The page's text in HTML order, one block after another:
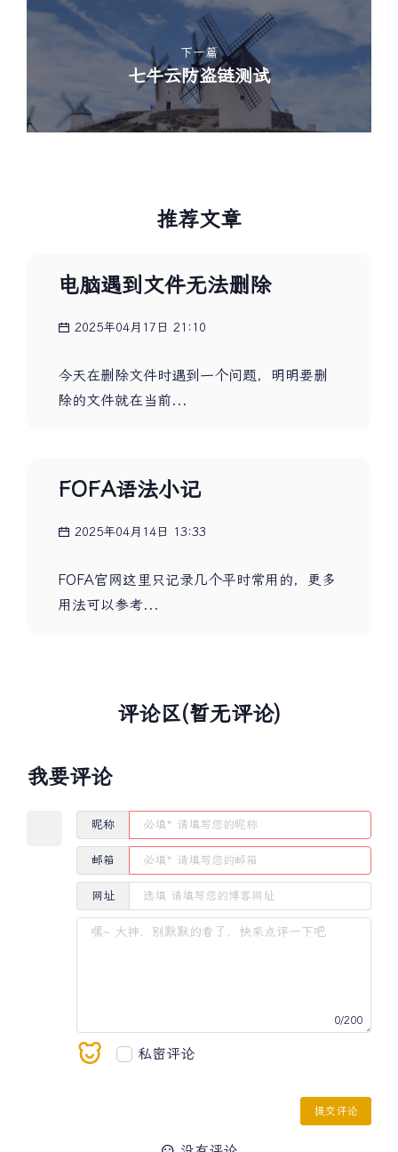
下一篇
七牛云防盗链测试
推荐文章
电脑遇到文件无法删除
2025年04月17日 21:10
今天在删除文件时遇到一个问题，明明要删
除的文件就在当前...
FOFA语法小记
2025年04月14日 13:33
FOFA官网这里只记录几个平时常用的，更多
用法可以参考...
评论区(暂无评论)
我要评论
昵称
邮箱
网址
0/200
私密评论
提交评论